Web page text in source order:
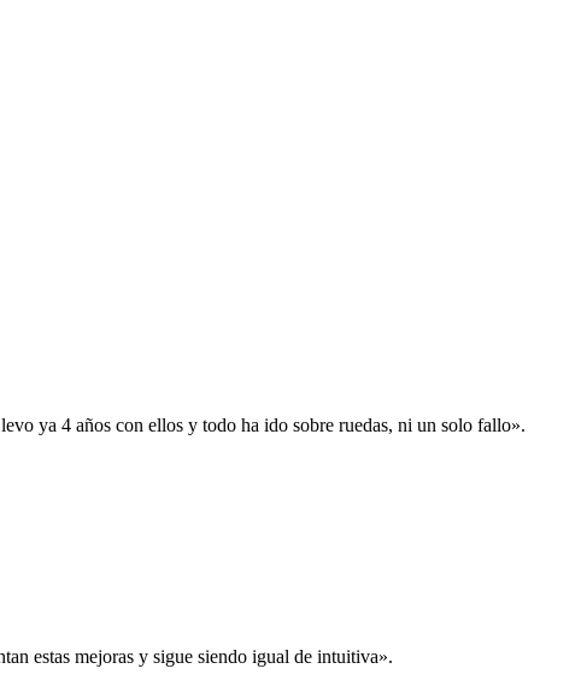
ya 4 años con ellos y todo ha ido sobre ruedas, ni un solo fallo».
estas mejoras y sigue siendo igual de intuitiva».